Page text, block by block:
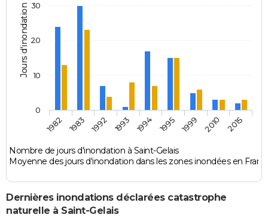
Jours d'inondation
Nombre de jours d'inondation à Saint-Gelais
Moyenne des jours d'inondation dans les zones inondées en
1982 1983 1992 1993 1994 1995 1999 2010 2015
0
10
20
30
Dernières inondations déclarées catastrophe
naturelle à Saint-Gelais